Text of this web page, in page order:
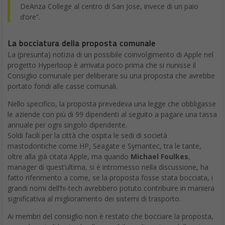
DeAnza College al centro di San Jose, invece di un paio
d’ore”.
La bocciatura della proposta comunale
La (presunta) notizia di un possibile coinvolgimento di Apple nel
progetto Hyperloop è arrivata poco prima che si riunisse il
Consiglio comunale per deliberare su una proposta che avrebbe
portato fondi alle casse comunali.
Nello specifico, la proposta prevedeva una legge che obbligasse
le aziende con più di 99 dipendenti al seguito a pagare una tassa
annuale per ogni singolo dipendente.
Soldi facili per la città che ospita le sedi di società
mastodontiche come HP, Seagate e Symantec, tra le tante,
oltre alla già citata Apple, ma quando Michael Foulkes,
manager di quest’ultima, si è intromesso nella discussione, ha
fatto riferimento a come, se la proposta fosse stata bocciata, i
grandi nomi dell’hi-tech avrebbero potuto contribuire in maniera
significativa al miglioramento dei sistemi di trasporto.
Ai membri del consiglio non è restato che bocciare la proposta,